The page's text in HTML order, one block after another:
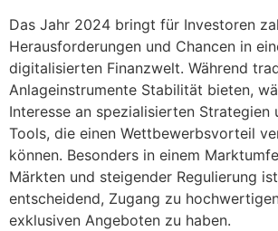
Das Jahr 2024 bringt für Investoren
Herausforderungen und Chancen in
digitalisierten Finanzwelt. Während
Anlageinstrumente Stabilität bieten,
Interesse an spezialisierten Strategien
Tools, die einen Wettbewerbsvorteil
können. Besonders in einem
Märkten und steigender Regulierung
entscheidend, Zugang zu
exklusiven Angeboten zu haben.